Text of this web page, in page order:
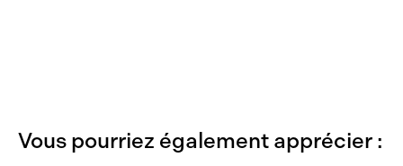
Vous pourriez également apprécier :